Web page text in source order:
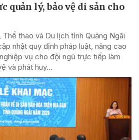
quản lý, bảo vệ di sản cho
Thể thao và Du lịch tỉnh Quảng Ngãi
nhật quy định pháp luật, nâng cao
vụ cho đội ngũ trực tiếp làm
và phát huy...